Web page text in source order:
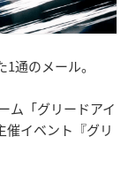
通のメール。
ム「グリードアイ
催イベント『グリ